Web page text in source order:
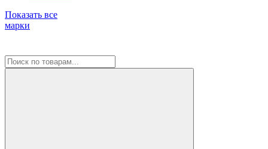
Показать все
марки